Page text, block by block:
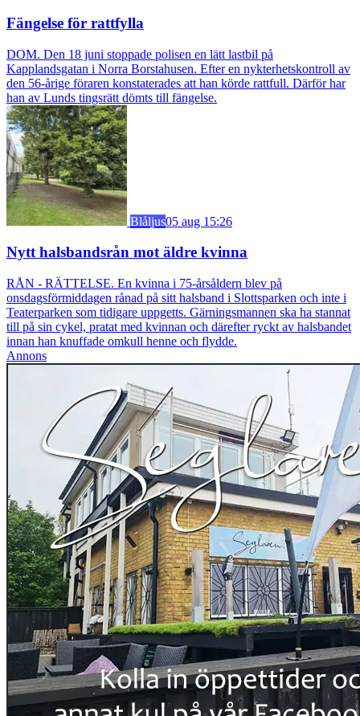
Fängelse för rattfylla
DOM. Den 18 juni stoppade polisen en lätt lastbil på
Kapplandsgatan i Norra Borstahusen. Efter en nykterhetskontroll av
den 56-årige föraren konstaterades att han körde rattfull. Därför har
han av Lunds tingsrätt dömts till fängelse.
Blåljus05 aug 15:26
Nytt halsbandsrån mot äldre kvinna
RÅN - RÄTTELSE. En kvinna i 75-årsåldern blev på
onsdagsförmiddagen rånad på sitt halsband i Slottsparken och inte i
Teaterparken som tidigare uppgetts. Gärningsmannen ska ha stannat
till på sin cykel, pratat med kvinnan och därefter ryckt av halsbandet
innan han knuffade omkull henne och flydde.
Annons